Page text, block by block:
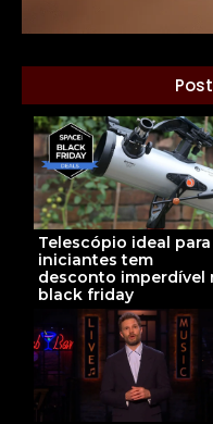
Telescópio ideal para
iniciantes tem
desconto imperdível
black friday